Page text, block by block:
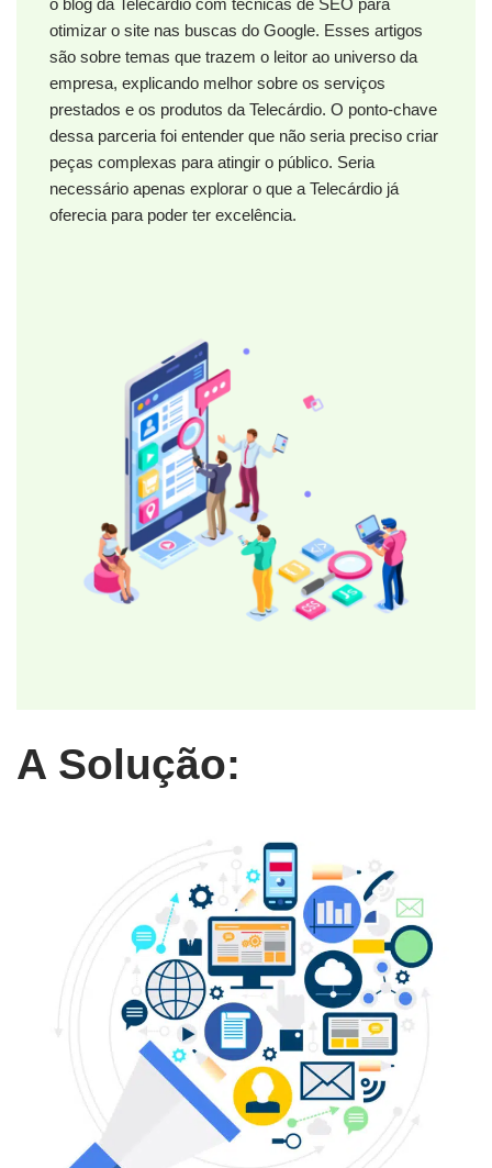
o blog da Telecárdio com técnicas de SEO para
otimizar o site nas buscas do Google. Esses artigos
são sobre temas que trazem o leitor ao universo da
empresa, explicando melhor sobre os serviços
prestados e os produtos da Telecárdio. O ponto-chave
dessa parceria foi entender que não seria preciso criar
peças complexas para atingir o público. Seria
necessário apenas explorar o que a Telecárdio já
oferecia para poder ter excelência.
A Solução: